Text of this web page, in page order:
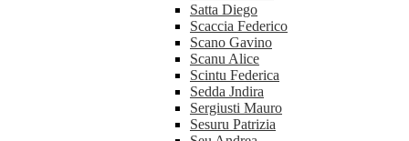
Satta Diego
Scaccia Federico
Scano Gavino
Scanu Alice
Scintu Federica
Sedda Jndira
Sergiusti Mauro
Sesuru Patrizia